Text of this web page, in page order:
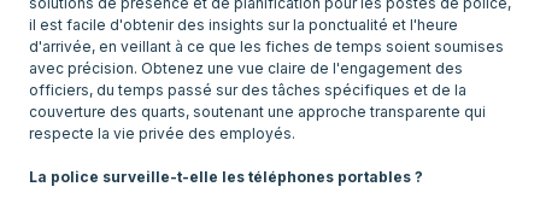
il est facile d'obtenir des insights sur la ponctualité et l'heure
d'arrivée, en veillant à ce que les fiches de temps soient soumises
avec précision. Obtenez une vue claire de l'engagement des
officiers, du temps passé sur des tâches spécifiques et de la
couverture des quarts, soutenant une approche transparente qui
respecte la vie privée des employés.
La police surveille-t-elle les téléphones portables ?